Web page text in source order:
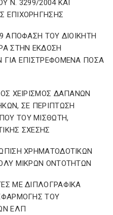
N. 3299/2004 ΚΑΙ
ΕΠΙΧΟΡΗΓΗΣΗΣ
ΑΠΟΦΑΣΗ ΤΟΥ ΔΙΟΙΚΗΤΗ
ΣΤΗΝ ΕΚΔΟΣΗ
ΓΙΑ ΕΠΙΣΤΡΕΦΟΜΕΝΑ ΠΟΣΑ
ΧΕΙΡΙΣΜΟΣ ΔΑΠΑΝΩΝ
ΣΕ ΠΕΡΙΠΤΩΣΗ
ΤΟΥ ΜΙΣΘΩΤΗ,
ΣΧΕΣΗΣ
ΧΡΗΜΑΤΟΔΟΤΙΚΩΝ
ΜΙΚΡΩΝ ΟΝΤΟΤΗΤΩΝ
ΜΕ ΔΙΠΛΟΓΡΑΦΙΚΑ
ΤΟΥ
ΕΛΠ